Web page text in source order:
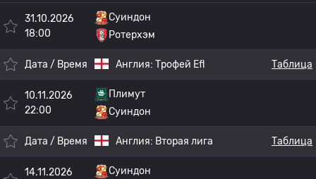
31.10.2026
18:00
Суиндон
Ротерхэм
Дата / Время Англия: Трофей Efl Таблица
10.11.2026
22:00
Плимут
Суиндон
Дата / Время Англия: Вторая лига Таблица
14.11.2026
Суиндон